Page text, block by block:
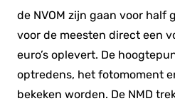
de NVOM zijn gaan voor half
voor de meesten direct een
euro’s oplevert. De
optredens, het fotomoment
bekeken worden. De NMD